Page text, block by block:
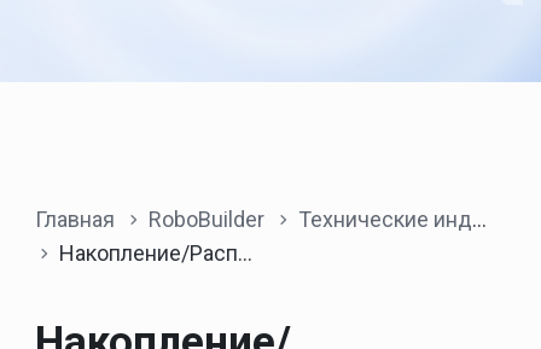
Главная RoboBuilder
Технические индикаторы
Накопление/Распределение - Accumulation/Distribution